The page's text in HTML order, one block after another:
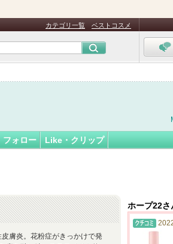
カテゴリ一覧 ベストコスメ
フォロー Like・クリップ
膚炎。花粉症がきっかけで発
ホープ22さ